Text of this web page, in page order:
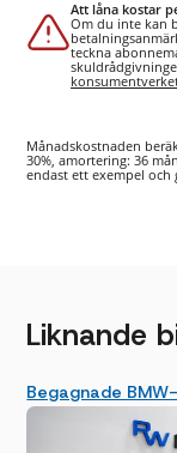
Att låna kostar
Om du inte kan
teckna
Månadskostnaden
30%, amortering: 36
endast ett exempel och
Liknande
Begagnade